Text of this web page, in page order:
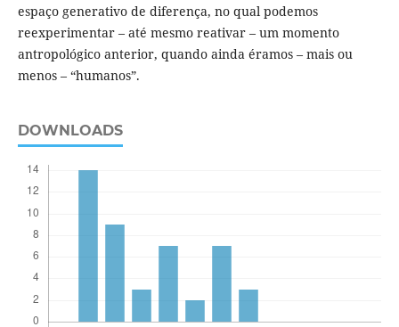
espaço generativo de diferença, no qual podemos
reexperimentar – até mesmo reativar – um momento
antropológico anterior, quando ainda éramos – mais ou
menos – “humanos”.
DOWNLOADS